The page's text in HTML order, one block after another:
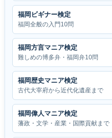
福岡ビギナー検定
福岡全般の入門10問
福岡方言マニア検定
難しめの博多弁・福岡弁10問
福岡歴史マニア検定
古代大宰府から近代化遺産まで
福岡偉人マニア検定
藩政・文学・産業・国際貢献まで